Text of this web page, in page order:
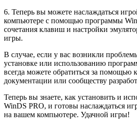
6. Теперь вы можете наслаждаться
компьютере с помощью программы
сочетания клавиш и настройки
игры.
В случае, если у вас возникли
установке или использованию
всегда можете обратиться за помощью
документации или сообществу
Теперь вы знаете, как установить и
WinDS PRO, и готовы наслаждаться
на вашем компьютере. Удачной игры!